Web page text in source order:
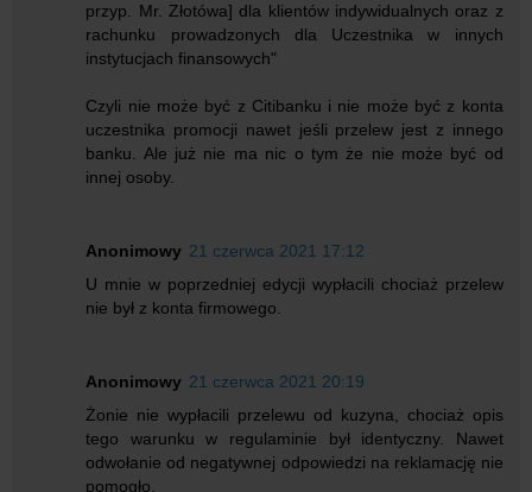
przyp. Mr. Złotówa] dla klientów indywidualnych oraz z
rachunku prowadzonych dla Uczestnika w innych
instytucjach finansowych"
Czyli nie może być z Citibanku i nie może być z konta
uczestnika promocji nawet jeśli przelew jest z innego
banku. Ale już nie ma nic o tym że nie może być od
innej osoby.
Anonimowy 21 czerwca 2021 17:12
U mnie w poprzedniej edycji wypłacili chociaż przelew
nie był z konta firmowego.
Anonimowy 21 czerwca 2021 20:19
Żonie nie wypłacili przelewu od kuzyna, chociaż opis
tego warunku w regulaminie był identyczny. Nawet
odwołanie od negatywnej odpowiedzi na reklamację nie
pomogło.